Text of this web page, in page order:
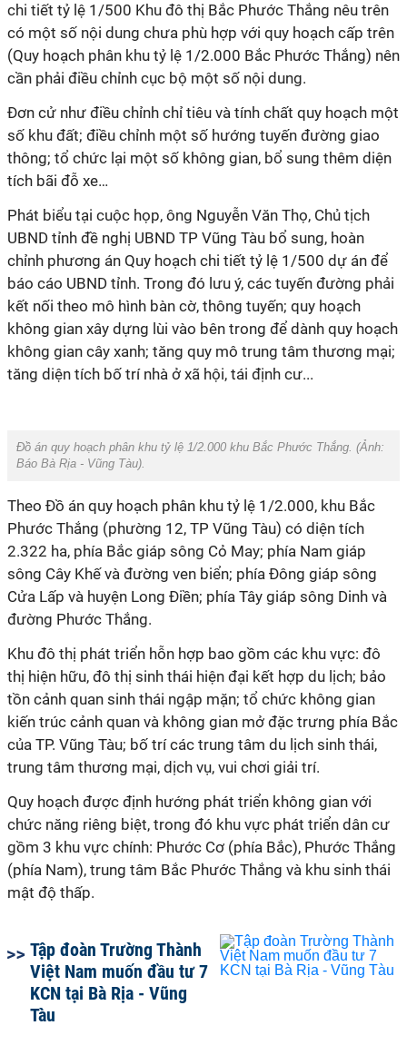
chi tiết tỷ lệ 1/500 Khu đô thị Bắc Phước Thắng nêu trên
có một số nội dung chưa phù hợp với quy hoạch cấp trên
(Quy hoạch phân khu tỷ lệ 1/2.000 Bắc Phước Thắng) nên
cần phải điều chỉnh cục bộ một số nội dung.
Đơn cử như điều chỉnh chỉ tiêu và tính chất quy hoạch một
số khu đất; điều chỉnh một số hướng tuyến đường giao
thông; tổ chức lại một số không gian, bổ sung thêm diện
tích bãi đỗ xe…
Phát biểu tại cuộc họp, ông Nguyễn Văn Thọ, Chủ tịch
UBND tỉnh đề nghị UBND TP Vũng Tàu bổ sung, hoàn
chỉnh phương án Quy hoạch chi tiết tỷ lệ 1/500 dự án để
báo cáo UBND tỉnh. Trong đó lưu ý, các tuyến đường phải
kết nối theo mô hình bàn cờ, thông tuyến; quy hoạch
không gian xây dựng lùi vào bên trong để dành quy hoạch
không gian cây xanh; tăng quy mô trung tâm thương mại;
tăng diện tích bố trí nhà ở xã hội, tái định cư...
Đồ án quy hoạch phân khu tỷ lệ 1/2.000 khu Bắc Phước Thắng. (Ảnh:
Báo Bà Rịa - Vũng Tàu).
Theo Đồ án quy hoạch phân khu tỷ lệ 1/2.000, khu Bắc
Phước Thắng (phường 12, TP Vũng Tàu) có diện tích
2.322 ha, phía Bắc giáp sông Cỏ May; phía Nam giáp
sông Cây Khế và đường ven biển; phía Đông giáp sông
Cửa Lấp và huyện Long Điền; phía Tây giáp sông Dinh và
đường Phước Thắng.
Khu đô thị phát triển hỗn hợp bao gồm các khu vực: đô
thị hiện hữu, đô thị sinh thái hiện đại kết hợp du lịch; bảo
tồn cảnh quan sinh thái ngập mặn; tổ chức không gian
kiến trúc cảnh quan và không gian mở đặc trưng phía Bắc
của TP. Vũng Tàu; bố trí các trung tâm du lịch sinh thái,
trung tâm thương mại, dịch vụ, vui chơi giải trí.
Quy hoạch được định hướng phát triển không gian với
chức năng riêng biệt, trong đó khu vực phát triển dân cư
gồm 3 khu vực chính: Phước Cơ (phía Bắc), Phước Thắng
(phía Nam), trung tâm Bắc Phước Thắng và khu sinh thái
mật độ thấp.
Tập đoàn Trường Thành
Việt Nam muốn đầu tư 7
KCN tại Bà Rịa - Vũng
Tàu